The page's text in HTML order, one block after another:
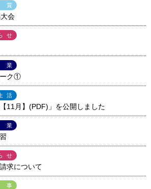
会
せ
ク①
活
11月】(PDF)」を公開しました
せ
求について